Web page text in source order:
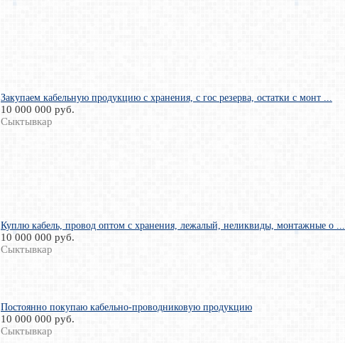
Закупаем кабельную продукцию с хранения, с гос резерва, остатки с монт ...
10 000 000 руб.
Сыктывкар
Куплю кабель, провод оптом с хранения, лежалый, неликвиды, монтажные о ...
10 000 000 руб.
Сыктывкар
Постоянно покупаю кабельно-проводниковую продукцию
10 000 000 руб.
Сыктывкар